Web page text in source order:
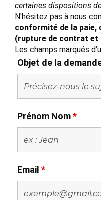
certaines dispositions
N'hésitez pas à nous
conformité de la paie,
(rupture de contrat et
Les champs marqués
Objet de la
Prénom Nom*
Email *